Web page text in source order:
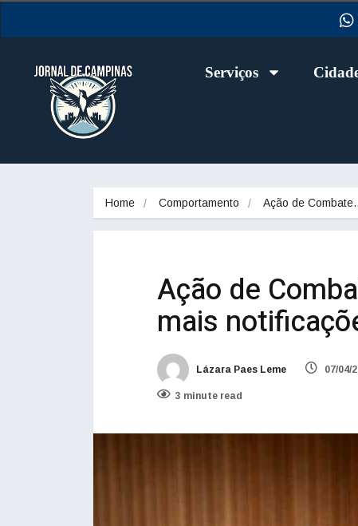
Serviços
Home Comportamento Ação de
Ação de
mais
Lázara Paes Leme 07/04/
3 minute read